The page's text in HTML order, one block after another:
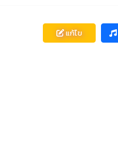
แก้ไข